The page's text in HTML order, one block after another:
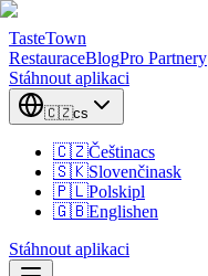
TasteTown
RestauraceBlogPro Partnery
Stáhnout aplikaci
🇨🇿cs
🇨🇿Češtinacs
🇸🇰Slovenčinask
🇵🇱Polskipl
🇬🇧Englishen
Stáhnout aplikaci